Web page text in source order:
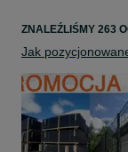
ZNALEŹLIŚMY 263
Jak